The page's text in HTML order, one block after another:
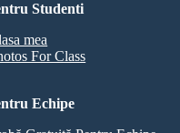
Studenti
mea
For Class
Echipe